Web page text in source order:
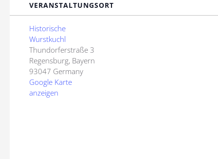
VERANSTALTUNGSORT
Historische
Wurstkuchl
Thundorferstraße 3
Regensburg, Bayern
93047 Germany
Google Karte
anzeigen